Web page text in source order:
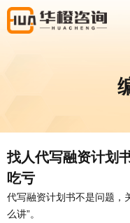
找人代写融资计划
吃亏
代写融资计划书不是问题，
么讲”。